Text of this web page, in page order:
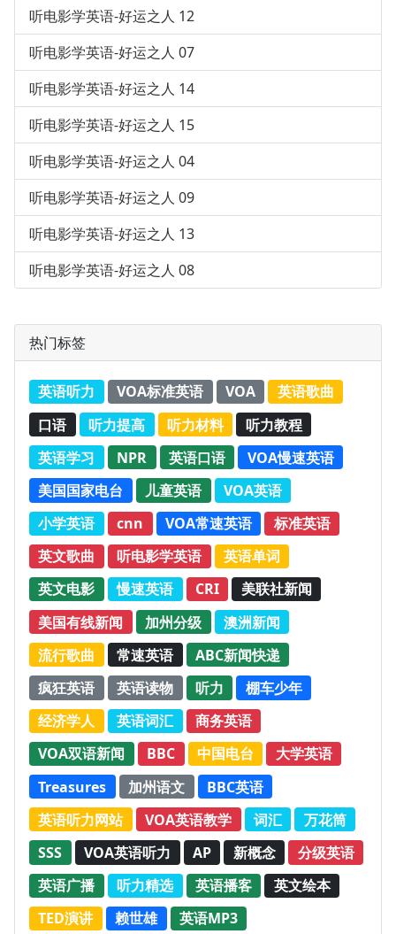
听电影学英语-好运之人 12
听电影学英语-好运之人 07
听电影学英语-好运之人 14
听电影学英语-好运之人 15
听电影学英语-好运之人 04
听电影学英语-好运之人 09
听电影学英语-好运之人 13
听电影学英语-好运之人 08
热门标签
英语听力 VOA标准英语 VOA
英语歌曲
口语
听力提高 听力材料
听力教程
英语学习
NPR 英语口语
VOA慢速英语
美国国家电台
儿童英语
VOA英语
小学英语
cnn VOA常速英语
标准英语
英文歌曲
听电影学英语
英语单词
英文电影
慢速英语 CRI
美联社新闻
美国有线新闻
加州分级
澳洲新闻
流行歌曲
常速英语
ABC新闻快递
疯狂英语
英语读物 听力
棚车少年
经济学人
英语词汇
商务英语
VOA双语新闻
BBC 中国电台
大学英语
Treasures
加州语文
BBC英语
英语听力网站
VOA英语教学 词汇
万花筒
SSS
VOA英语听力 AP 新概念
分级英语
英语广播
听力精选 英语播客
英文绘本
TED演讲
赖世雄 英语MP3